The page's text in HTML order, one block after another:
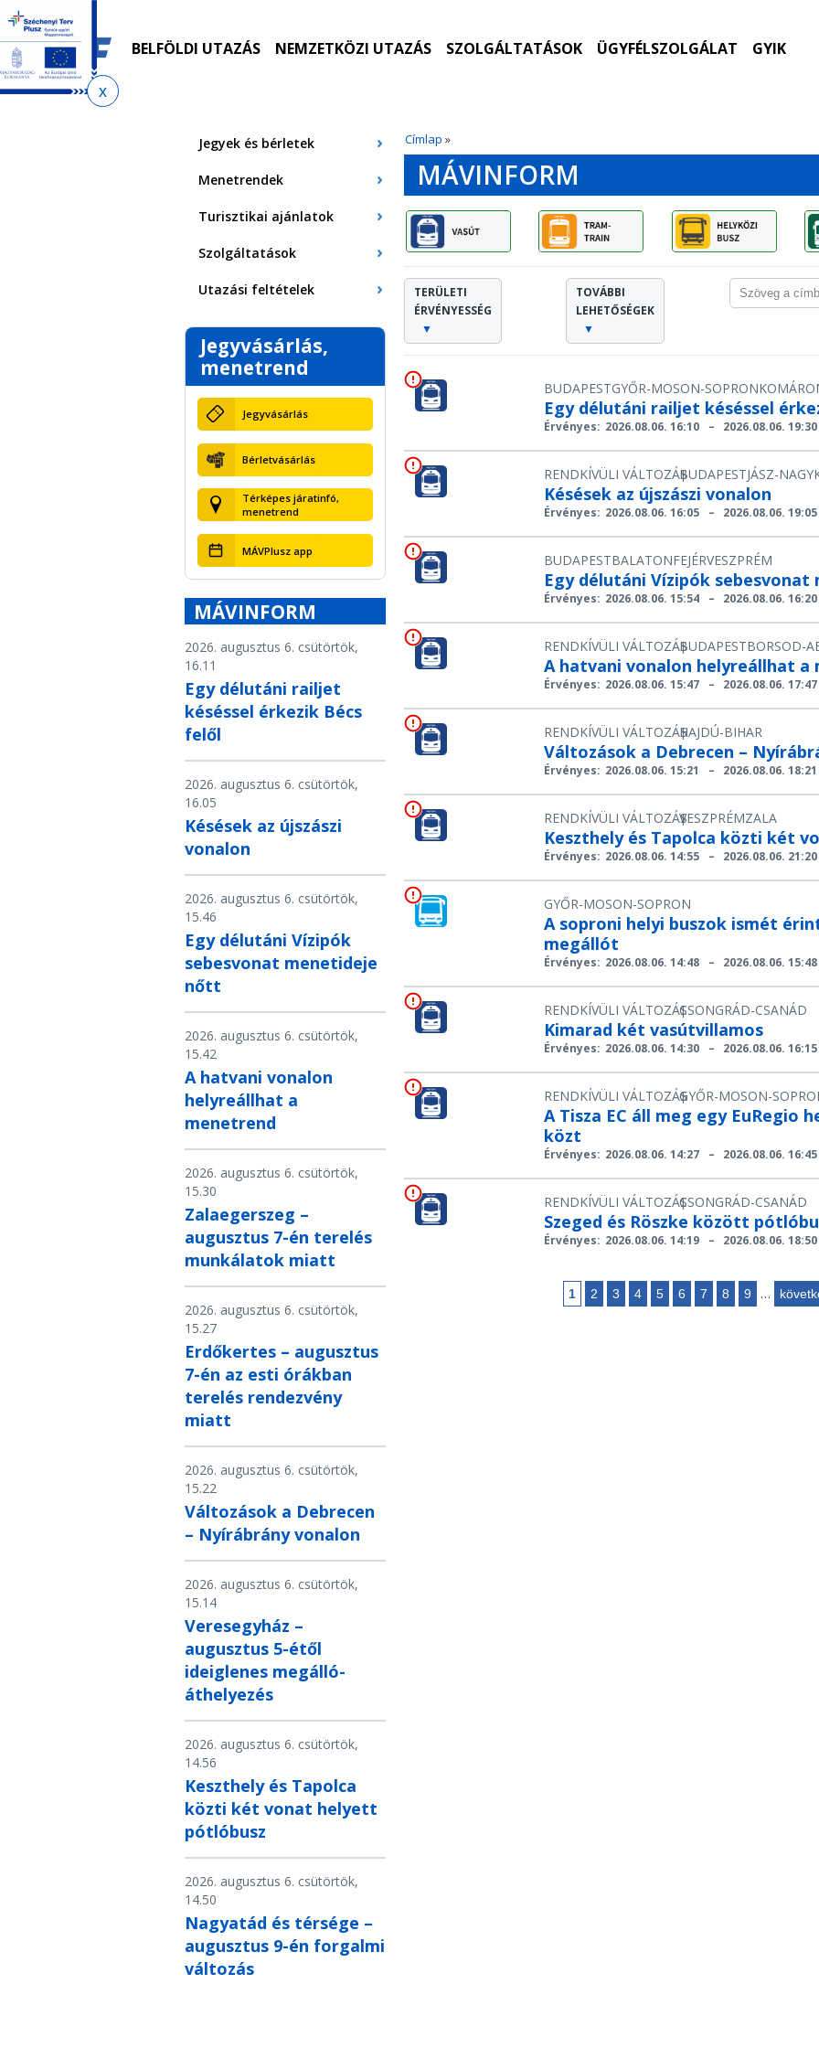
Ugrás
menetrendkeresőhöz
Ugrás
az
almenühöz
Ugrás
tartalomra
Ugrás
az
oldaltérképre
BELFÖLDI UTAZÁS NEMZETKÖZI UTAZÁS SZOLGÁLTATÁSOK ÜGYFÉLSZOLGÁLAT GYIK
Címlap »
Jegyek és bérletek
Menetrendek
Turisztikai ajánlatok
Szolgáltatások
Utazási feltételek
Jegyvásárlás,
menetrend
Jegyvásárlás
Bérletvásárlás
Térképes járatinfó,
menetrend
MÁVPlusz app
MÁVINFORM
2026. augusztus 6. csütörtök,
16.11
Egy délutáni railjet
késéssel érkezik Bécs
felől
2026. augusztus 6. csütörtök,
16.05
Késések az újszászi
vonalon
2026. augusztus 6. csütörtök,
15.46
Egy délutáni Vízipók
sebesvonat menetideje
nőtt
2026. augusztus 6. csütörtök,
15.42
A hatvani vonalon
helyreállhat a
menetrend
2026. augusztus 6. csütörtök,
15.30
Zalaegerszeg –
augusztus 7-én terelés
munkálatok miatt
2026. augusztus 6. csütörtök,
15.27
Erdőkertes – augusztus
7-én az esti órákban
terelés rendezvény
miatt
2026. augusztus 6. csütörtök,
15.22
Változások a Debrecen
– Nyírábrány vonalon
2026. augusztus 6. csütörtök,
15.14
Veresegyház –
augusztus 5-étől
ideiglenes megálló-
áthelyezés
2026. augusztus 6. csütörtök,
14.56
Keszthely és Tapolca
közti két vonat helyett
pótlóbusz
2026. augusztus 6. csütörtök,
14.50
Nagyatád és térsége –
augusztus 9-én forgalmi
változás
MÁVINFORM
TERÜLETI
ÉRVÉNYESSÉG
▼
TOVÁBBI
LEHETŐSÉGEK
▼
BUDAPESTGYŐR-MOSON-SOPRON
Egy délutáni railjet késéssel
Érvényes: 2026.08.06. 16:10 – 2026.08.06. 19:30
RENDKÍVÜLI VÁLTOZÁS
|
BUDAPESTJÁSZ-
Késések az újszászi vonalon
Érvényes: 2026.08.06. 16:05 – 2026.08.06. 19:05
BUDAPESTBALATONFEJÉRVESZPRÉM
Egy délutáni Vízipók
Érvényes: 2026.08.06. 15:54 – 2026.08.06. 16:20
RENDKÍVÜLI VÁLTOZÁS
|
BUDAPESTBORSOD-
A hatvani vonalon helyreállhat a
Érvényes: 2026.08.06. 15:47 – 2026.08.06. 17:47
RENDKÍVÜLI VÁLTOZÁS
|
HAJDÚ-BIHAR
Változások a Debrecen –
Érvényes: 2026.08.06. 15:21 – 2026.08.06. 18:21
RENDKÍVÜLI VÁLTOZÁS
|
VESZPRÉMZALA
Keszthely és Tapolca közti két
Érvényes: 2026.08.06. 14:55 – 2026.08.06. 21:20
GYŐR-MOSON-SOPRON
A soproni helyi buszok ismét
megállót
Érvényes: 2026.08.06. 14:48 – 2026.08.06. 15:48
RENDKÍVÜLI VÁLTOZÁS
|
CSONGRÁD-CSANÁD
Kimarad két vasútvillamos
Érvényes: 2026.08.06. 14:30 – 2026.08.06. 16:15
RENDKÍVÜLI VÁLTOZÁS
|
GYŐR-MOSON-
A Tisza EC áll meg egy EuRegio
közt
Érvényes: 2026.08.06. 14:27 – 2026.08.06. 16:45
RENDKÍVÜLI VÁLTOZÁS
|
CSONGRÁD-CSANÁD
Szeged és Röszke között
Érvényes: 2026.08.06. 14:19 – 2026.08.06. 18:50
1 2 3 4 5 6 7 8 9 …